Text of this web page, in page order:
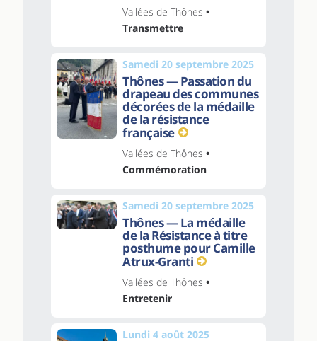
Vallées de Thônes •
Transmettre
Samedi 20 septembre 2025
Thônes — Passation du
drapeau des communes
décorées de la médaille
de la résistance
française
Vallées de Thônes •
Commémoration
Samedi 20 septembre 2025
Thônes — La médaille
de la Résistance à titre
posthume pour Camille
Atrux-Granti
Vallées de Thônes •
Entretenir
Lundi 4 août 2025